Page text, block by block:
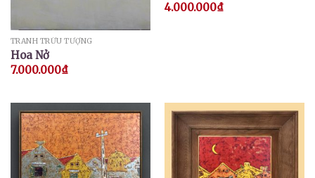
TRANH TRỪU TƯỢNG
Hoa Nở
7.000.000₫
4.000.000₫